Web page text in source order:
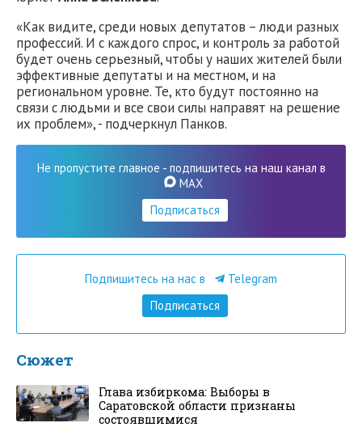
«Как видите, среди новых депутатов – люди разных
профессий. И с каждого спрос, и контроль за работой
будет очень серьезный, чтобы у наших жителей были
эффективные депутаты и на местном, и на
региональном уровне. Те, кто будут постоянно на
связи с людьми и все свои силы направят на решение
их проблем», - подчеркнул Панков.
Не пропустите главное - подпишитесь на наш канал в
MAX
Подписаться
Подпишитесь на нас в
Telegram
Подписаться
Сюжет
Глава избиркома: Выборы в
Саратовской области признаны
состоявшимися